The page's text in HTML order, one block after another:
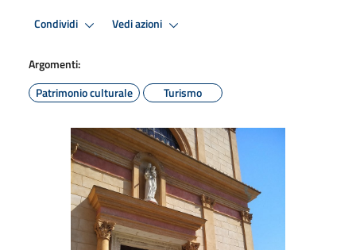
Condividi Vedi azioni
Argomenti:
Patrimonio culturale
Turismo